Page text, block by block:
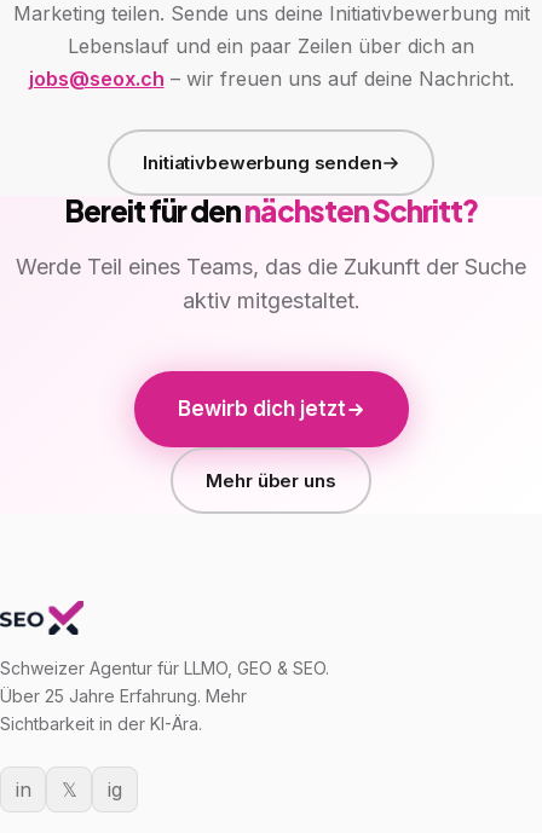
Marketing teilen. Sende uns deine Initiativbewerbung mit
Lebenslauf und ein paar Zeilen über dich an
jobs@seox.ch – wir freuen uns auf deine Nachricht.
Initiativbewerbung senden
Bereit für dennächsten Schritt?
Werde Teil eines Teams, das die Zukunft der Suche
aktiv mitgestaltet.
Bewirb dich jetzt
Mehr über uns
Schweizer Agentur für LLMO, GEO & SEO.
Über 25 Jahre Erfahrung. Mehr
Sichtbarkeit in der KI-Ära.
in 𝕏 ig